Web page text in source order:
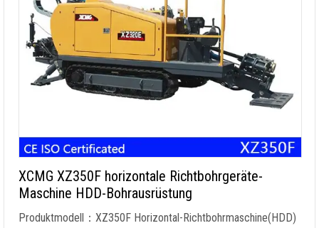
XCMG XZ350F horizontale Richtbohrgeräte-
Maschine HDD-Bohrausrüstung
Produktmodell：XZ350F Horizontal-Richtbohrmaschine(HDD)